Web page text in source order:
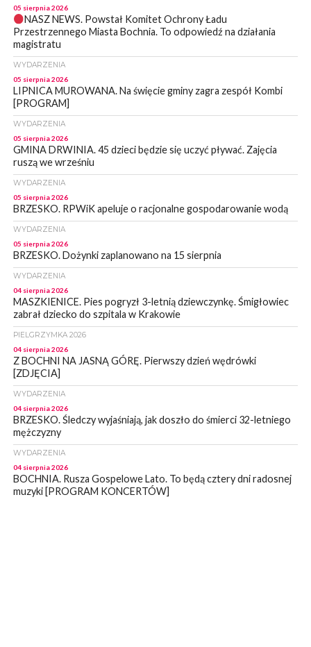
05 sierpnia 2026
NASZ NEWS. Powstał Komitet Ochrony Ładu
Przestrzennego Miasta Bochnia. To odpowiedź na działania
magistratu
WYDARZENIA
05 sierpnia 2026
LIPNICA MUROWANA. Na święcie gminy zagra zespół Kombi
[PROGRAM]
WYDARZENIA
05 sierpnia 2026
GMINA DRWINIA. 45 dzieci będzie się uczyć pływać. Zajęcia
ruszą we wrześniu
WYDARZENIA
05 sierpnia 2026
BRZESKO. RPWiK apeluje o racjonalne gospodarowanie wodą
WYDARZENIA
05 sierpnia 2026
BRZESKO. Dożynki zaplanowano na 15 sierpnia
WYDARZENIA
04 sierpnia 2026
MASZKIENICE. Pies pogryzł 3-letnią dziewczynkę. Śmigłowiec
zabrał dziecko do szpitala w Krakowie
PIELGRZYMKA 2026
04 sierpnia 2026
Z BOCHNI NA JASNĄ GÓRĘ. Pierwszy dzień wędrówki
[ZDJĘCIA]
WYDARZENIA
04 sierpnia 2026
BRZESKO. Śledczy wyjaśniają, jak doszło do śmierci 32-letniego
mężczyzny
WYDARZENIA
04 sierpnia 2026
BOCHNIA. Rusza Gospelowe Lato. To będą cztery dni radosnej
muzyki [PROGRAM KONCERTÓW]